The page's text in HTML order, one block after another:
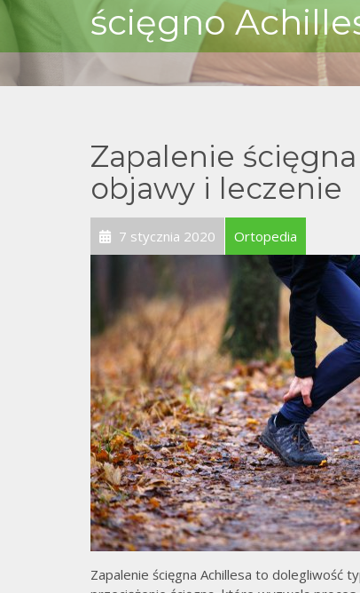
ścięgno
Zapalenie
objawy i leczenie
7 stycznia 2020 Ortopedia
Zapalenie ścięgna Achillesa to dolegliwość